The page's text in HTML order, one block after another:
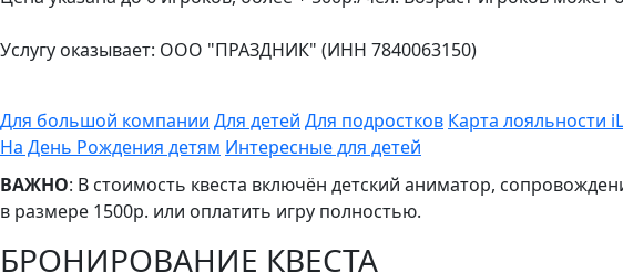
Услугу оказывает: ООО "ПРАЗДНИК" (ИНН 7840063150)
Для большой компании Для детей Для подростков Карта лояльности
На День Рождения детям Интересные для детей
ВАЖНО: В стоимость квеста включён детский аниматор,
в размере 1500р. или оплатить игру полностью.
БРОНИРОВАНИЕ КВЕСТА